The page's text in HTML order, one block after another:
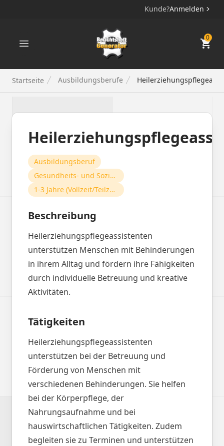
Kunde?Anmelden
Berichtsheft Generator 0
Startseite Ausbildungsberufe
Ausbildungsberuf
Gesundheits- und Sozialwesen
1-3 Jahre (Vollzeit/Teilzeit)
Beschreibung
Heilerziehungspflegeassistenten
unterstützen Menschen mit Behinderungen
in ihrem Alltag und fördern ihre Fähigkeiten
durch individuelle Betreuung und kreative
Aktivitäten.
Tätigkeiten
Heilerziehungspflegeassistenten
unterstützen bei der Betreuung und
Förderung von Menschen mit
verschiedenen Behinderungen. Sie helfen
bei der Körperpflege, der
Nahrungsaufnahme und bei
hauswirtschaftlichen Tätigkeiten. Zudem
begleiten sie zu Terminen und unterstützen